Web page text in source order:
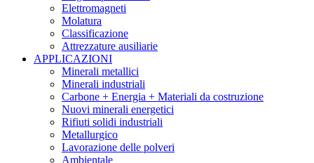
Elettromagneti
Molatura
Classificazione
Attrezzature ausiliarie
APPLICAZIONI
Minerali metallici
Minerali industriali
Carbone + Energia + Materiali da costruzione
Nuovi minerali energetici
Rifiuti solidi industriali
Metallurgico
Lavorazione delle polveri
Ambientale